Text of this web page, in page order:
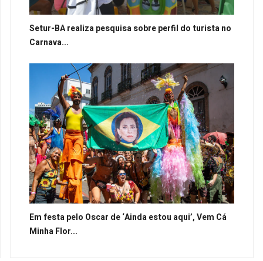
Setur-BA realiza pesquisa sobre perfil do turista no
Carnava...
Em festa pelo Oscar de ‘Ainda estou aqui’, Vem Cá
Minha Flor...